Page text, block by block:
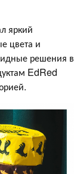
яркий
цвета и
решения в
EdRed